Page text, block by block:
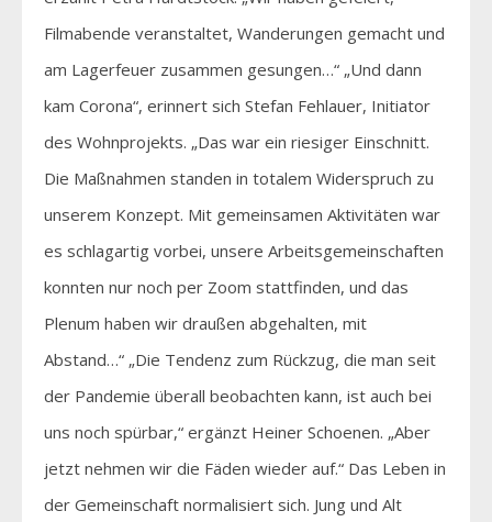
Filmabende veranstaltet, Wanderungen gemacht und
am Lagerfeuer zusammen gesungen…“ „Und dann
kam Corona“, erinnert sich Stefan Fehlauer, Initiator
des Wohnprojekts. „Das war ein riesiger Einschnitt.
Die Maßnahmen standen in totalem Widerspruch zu
unserem Konzept. Mit gemeinsamen Aktivitäten war
es schlagartig vorbei, unsere Arbeitsgemeinschaften
konnten nur noch per Zoom stattfinden, und das
Plenum haben wir draußen abgehalten, mit
Abstand…“ „Die Tendenz zum Rückzug, die man seit
der Pandemie überall beobachten kann, ist auch bei
uns noch spürbar,“ ergänzt Heiner Schoenen. „Aber
jetzt nehmen wir die Fäden wieder auf.“ Das Leben in
der Gemeinschaft normalisiert sich. Jung und Alt